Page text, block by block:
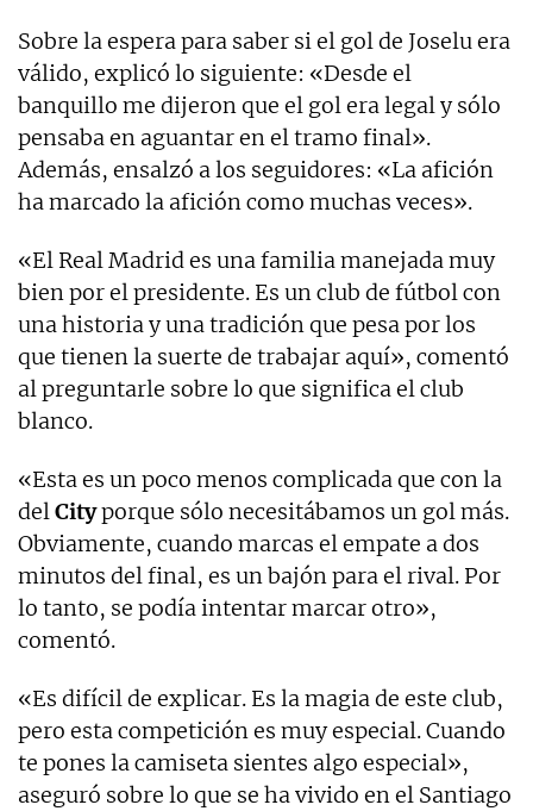
Sobre la espera para saber si el gol de Joselu era
válido, explicó lo siguiente: «Desde el
banquillo me dijeron que el gol era legal y sólo
pensaba en aguantar en el tramo final».
Además, ensalzó a los seguidores: «La afición
ha marcado la afición como muchas veces».
«El Real Madrid es una familia manejada muy
bien por el presidente. Es un club de fútbol con
una historia y una tradición que pesa por los
que tienen la suerte de trabajar aquí», comentó
al preguntarle sobre lo que significa el club
blanco.
«Esta es un poco menos complicada que con la
delCityporque sólo necesitábamos un gol más.
Obviamente, cuando marcas el empate a dos
minutos del final, es un bajón para el rival. Por
lo tanto, se podía intentar marcar otro»,
comentó.
«Es difícil de explicar. Es la magia de este club,
pero esta competición es muy especial. Cuando
te pones la camiseta sientes algo especial»,
aseguró sobre lo que se ha vivido en el Santiago